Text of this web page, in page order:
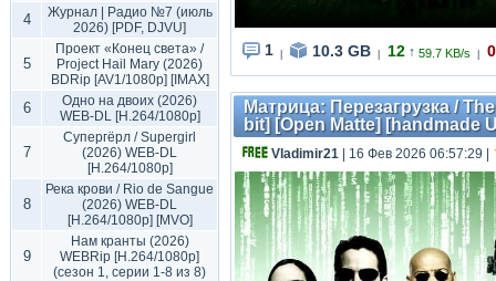
4
Журнал | Радио №7 (июль
2026) [PDF, DJVU]
5
Проект «Конец света» /
Project Hail Mary (2026)
BDRip [AV1/1080p] [IMAX]
6
Одно на двоих (2026)
WEB-DL [H.264/1080p]
7
Супергёрл / Supergirl
(2026) WEB-DL
[H.264/1080p]
8
Река крови / Rio de Sangue
(2026) WEB-DL
[H.264/1080p] [MVO]
9
Нам кранты (2026)
WEBRip [H.264/1080p]
(сезон 1, серии 1-8 из 8)
1 10.3 GB 12 ↑ 59.7 KB/s 0
Матрица: Перезагрузка /
bit] [Open Matte] [handmade
Vladimir21 | 16 Фев 2026 06:57:29